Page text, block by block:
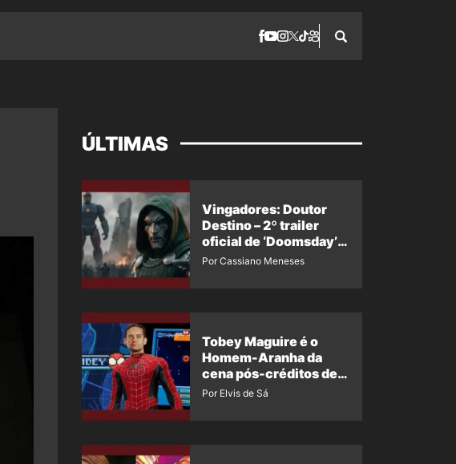
ÚLTIMAS
Vingadores: Doutor
Destino – 2º trailer
oficial de ‘Doomsday’
ganha nova data para
Por Cassiano Meneses
Tobey Maguire é o
Homem-Aranha da
cena pós-créditos de
Um Novo Dia?
Por Elvis de Sá